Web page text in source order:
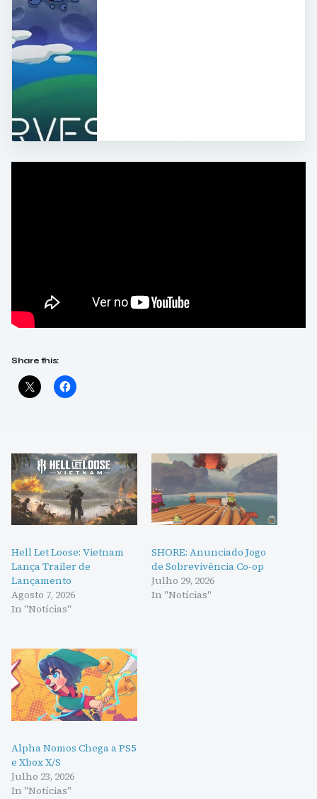
Share this:
Hell Let Loose: Vietnam
Lança Trailer de
Lançamento
Agosto 7, 2026
In "Notícias"
SHORE: Anunciado Jogo
de Sobrevivência Co-op
Julho 29, 2026
In "Notícias"
Alpha Nomos Chega a PS5
e Xbox X/S
Julho 23, 2026
In "Notícias"